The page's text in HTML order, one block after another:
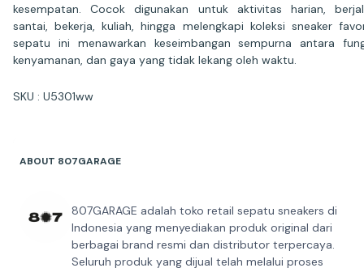
kesempatan. Cocok digunakan untuk aktivitas harian,
santai, bekerja, kuliah, hingga melengkapi koleksi sneaker
sepatu ini menawarkan keseimbangan sempurna antara
kenyamanan, dan gaya yang tidak lekang oleh waktu.
SKU : U5301ww⁠
ABOUT 807GARAGE
807GARAGE adalah toko retail sepatu sneakers di
Indonesia yang menyediakan produk original dari
berbagai brand resmi dan distributor terpercaya.
Seluruh produk yang dijual telah melalui proses